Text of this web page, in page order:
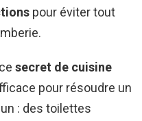
pour éviter tout
secret de cuisine
pour résoudre un
: des toilettes